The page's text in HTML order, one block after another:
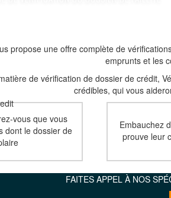
propose une offre complète de
emprunts et les
de vérification de dossier de crédit,
crédibles, qui vous
vous que vous
dont le dossier de
Embauchez
prouve leur
FAITES APPEL À NOS